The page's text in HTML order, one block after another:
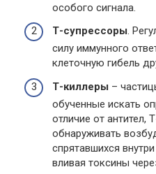
особого сигнала.
Т-супрессоры.
силу иммунного
клеточную гибель
Т-киллеры –
обученные искать
отличие от антител,
обнаруживать
спрятавшихся
вливая токсины